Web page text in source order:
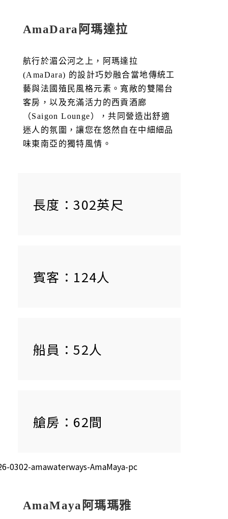
AmaDara阿瑪達拉
航行於湄公河之上，阿瑪達拉
(AmaDara) 的設計巧妙融合當地傳統工
藝與法國殖民風格元素。寬敞的雙陽台
客房，以及充滿活力的西貢酒廊
（Saigon Lounge），共同營造出舒適
迷人的氛圍，讓您在悠然自在中細細品
味東南亞的獨特風情。
長度：302英尺
賓客：124人
船員：52人
艙房：62間
AmaMaya阿瑪瑪雅